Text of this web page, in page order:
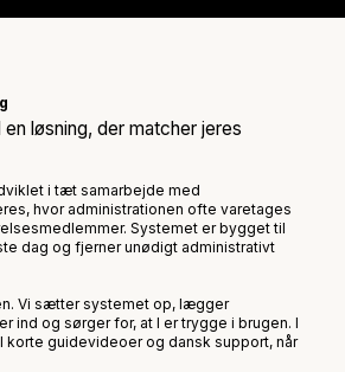
løsning, der matcher jeres
i tæt samarbejde med
hvor administrationen ofte varetages
Systemet er bygget til
dag og fjerner unødigt administrativt
Vi sætter systemet op, lægger
ind og sørger for, at I er trygge i brugen. I
korte guidevideoer og dansk support, når